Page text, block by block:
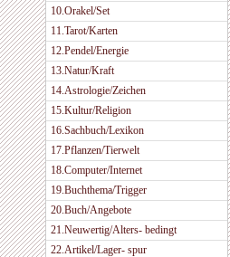
10.Orakel/Set
11.Tarot/Karten
12.Pendel/Energie
13.Natur/Kraft
14.Astrologie/Zeichen
15.Kultur/Religion
16.Sachbuch/Lexikon
17.Pflanzen/Tierwelt
18.Computer/Internet
19.Buchthema/Trigger
20.Buch/Angebote
21.Neuwertig/Alters- bedingt
22.Artikel/Lager- spur